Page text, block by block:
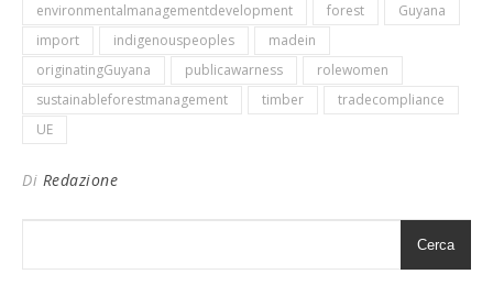
environmentalmanagementdevelopment
forest
Guyana
import
indigenouspeoples
madein
originatingGuyana
publicawarness
rolewomen
sustainableforestmanagement
timber
tradecompliance
UE
Di Redazione
Cerca